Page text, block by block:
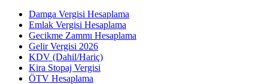
Damga Vergisi Hesaplama
Emlak Vergisi Hesaplama
Gecikme Zammı Hesaplama
Gelir Vergisi 2026
KDV (Dahil/Hariç)
Kira Stopaj Vergisi
ÖTV Hesaplama